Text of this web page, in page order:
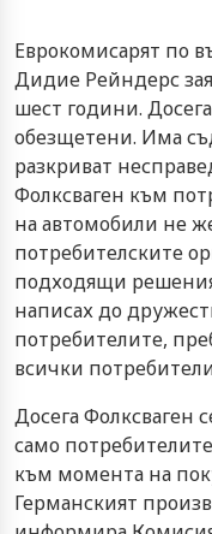
Еврокомисарят по
Дидие Рейндерс
шест години.
обезщетени. Има
разкриват
Фолксваген към
на автомобили не
потребителските
подходящи
написах до
потребителите,
всички
Досега Фолксваген
само
към момента на
Германският